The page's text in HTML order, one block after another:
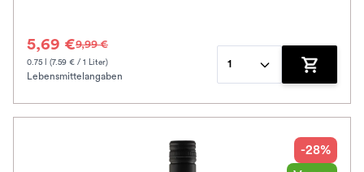
5,69 €9,99 €
0.75 l (7.59 € / 1 Liter)
Lebensmittelangaben
1
Zum
-28%